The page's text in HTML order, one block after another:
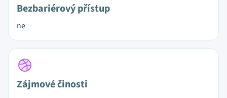
Bezbariérový přístup
ne
Zájmové činosti